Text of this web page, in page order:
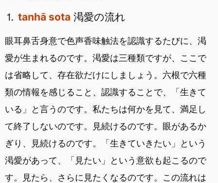
⒈ tanhā sota 渇愛の流れ
眼耳鼻舌身意で色声香味触法を認識するたびに、渇
愛が生まれるのです。渇愛は三種類ですが、ここで
は省略して、存在欲だけにしましょう。六根で六種
類の情報を感じること、認識することで、「生きて
いる」と言うのです。私たちは何かを見て、満足し
て終了しないのです。見続けるのです。眼があるか
ぎり、見続けるのです。「生きていきたい」という
渇愛があって、「見たい」という意欲も起こるので
す。見たら、さらに見たくなるのです。この流れは